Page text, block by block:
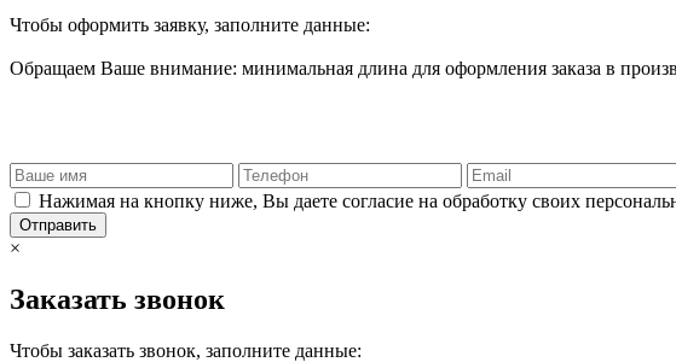
Чтобы оформить заявку, заполните данные:
Обращаем Ваше внимание: минимальная длина для оформления заказа в
Нажимая на кнопку ниже, Вы даете согласие на обработку своих
Отправить
×
Заказать звонок
Чтобы заказать звонок, заполните данные: